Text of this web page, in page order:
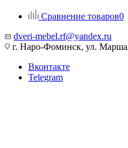
Сравнение товаров0
dveri-mebel.rf@yandex.ru
г. Наро-Фоминск, ул.
Вконтакте
Telegram